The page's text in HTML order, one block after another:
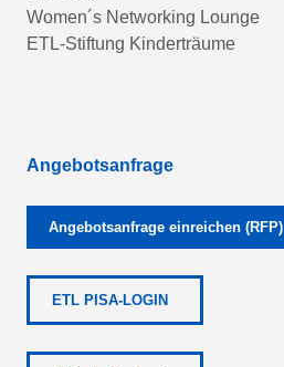
Women´s Networking Lounge
ETL-Stiftung Kinderträume
Angebotsanfrage
Angebotsanfrage einreichen (RFP)
ETL PISA-LOGIN